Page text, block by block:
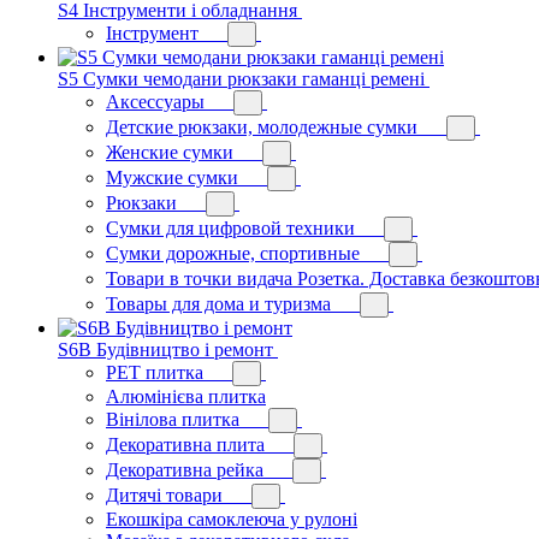
S4 Інструменти і обладнання
Інструмент
S5 Сумки чемодани рюкзаки гаманці ремені
Аксессуары
Детские рюкзаки, молодежные сумки
Женские сумки
Мужские сумки
Рюкзаки
Сумки для цифровой техники
Сумки дорожные, спортивные
Товари в точки видача Розетка. Доставка
Товары для дома и туризма
S6B Будівництво і ремонт
PЕT плитка
Алюмінієва плитка
Вінілова плитка
Декоративна плита
Декоративна рейка
Дитячі товари
Екошкіра самоклеюча у рулоні